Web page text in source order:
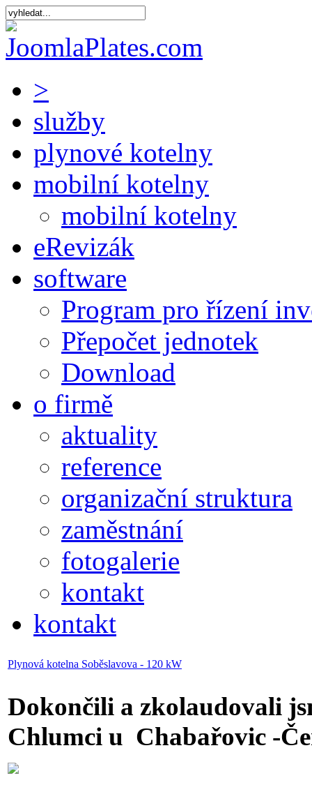
>
služby
plynové kotelny
mobilní kotelny
mobilní kotelny
eRevizák
software
Program pro řízení
Přepočet jednotek
Download
o firmě
aktuality
reference
organizační struktura
zaměstnání
fotogalerie
kontakt
kontakt
Plynová kotelna Soběslavova - 120 kW
Dokončili a zkolaudovali
Chlumci u Chabařovic -